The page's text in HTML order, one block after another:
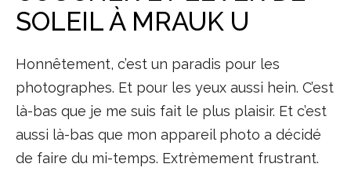
SOLEIL À MRAUK U
Honnêtement, c’est un paradis pour les
photographes. Et pour les yeux aussi hein. C’est
là-bas que je me suis fait le plus plaisir. Et c’est
aussi là-bas que mon appareil photo a décidé
de faire du mi-temps. Extrèmement frustrant.